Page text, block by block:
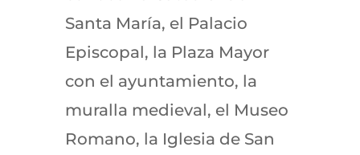
Santa María, el Palacio
Episcopal, la Plaza Mayor
con el ayuntamiento, la
muralla medieval, el Museo
Romano, la Iglesia de San